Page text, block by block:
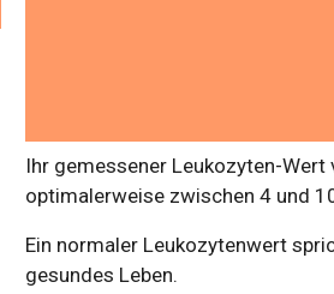
Ihr gemessener Leukozyten-
optimalerweise zwischen 4 und
Ein normaler Leukozytenwert
gesundes Leben.